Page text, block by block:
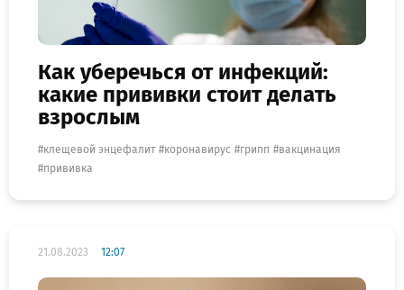
Как уберечься от инфекций:
какие прививки стоит делать
взрослым
клещевой энцефалит коронавирус грипп
вакцинация
прививка
21.08.2023 12:07